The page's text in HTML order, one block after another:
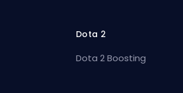
Dota 2
Dota 2 Boosting